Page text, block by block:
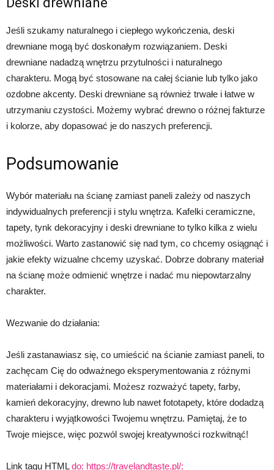
Jeśli szukamy naturalnego i ciepłego wykończenia, deski
drewniane mogą być doskonałym rozwiązaniem. Deski
drewniane nadadzą wnętrzu przytulności i naturalnego
charakteru. Mogą być stosowane na całej ścianie lub tylko jako
ozdobne akcenty. Deski drewniane są również trwałe i łatwe w
utrzymaniu czystości. Możemy wybrać drewno o różnej fakturze
i kolorze, aby dopasować je do naszych preferencji.
Podsumowanie
Wybór materiału na ścianę zamiast paneli zależy od naszych
indywidualnych preferencji i stylu wnętrza. Kafelki ceramiczne,
tapety, tynk dekoracyjny i deski drewniane to tylko kilka z wielu
możliwości. Warto zastanowić się nad tym, co chcemy osiągnąć i
jakie efekty wizualne chcemy uzyskać. Dobrze dobrany materiał
na ścianę może odmienić wnętrze i nadać mu niepowtarzalny
charakter.
Wezwanie do działania:
Jeśli zastanawiasz się, co umieścić na ścianie zamiast paneli, to
zachęcam Cię do odważnego eksperymentowania z różnymi
materiałami i dekoracjami. Możesz rozważyć tapety, farby,
kamień dekoracyjny, drewno lub nawet fototapety, które dodadzą
charakteru i wyjątkowości Twojemu wnętrzu. Pamiętaj, że to
Twoje miejsce, więc pozwól swojej kreatywności rozkwitnąć!
Link tagu HTMLdo: https://travelandtaste.pl/: